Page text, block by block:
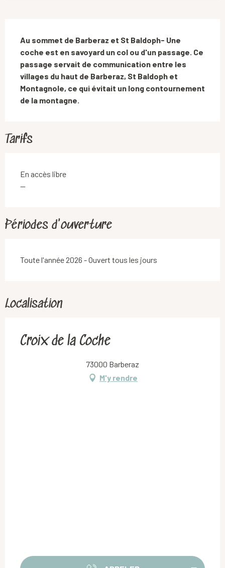
Au sommet de Barberaz et St Baldoph- Une
coche est en savoyard un col ou d'un passage. Ce
passage servait de communication entre les
villages du haut de Barberaz, St Baldoph et
Montagnole, ce qui évitait un long contournement
de la montagne.
Tarifs
En accès libre
—
Périodes d'ouverture
Toute l'année 2026 - Ouvert tous les jours
Localisation
Croix de la Coche
73000 Barberaz
M'y rendre